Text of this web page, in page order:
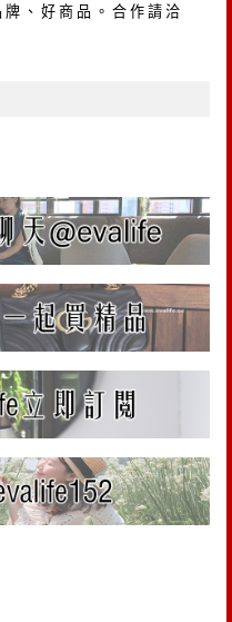
、好商品。合作請洽